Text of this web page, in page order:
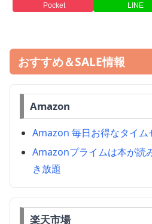
Pocket LINE
おすすめ＆SALE情報
Amazon
Amazon 毎日お得なタイム
Amazonプライムは本が読
き放題
楽天市場